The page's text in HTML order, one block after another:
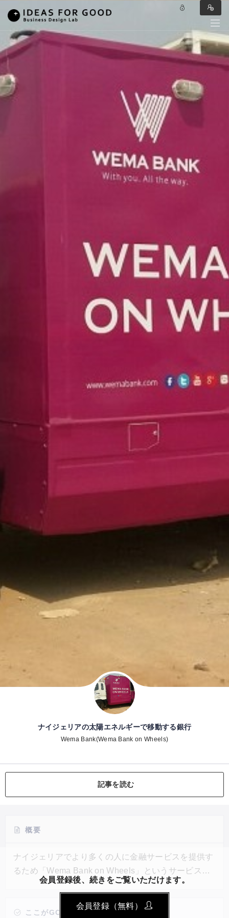
ナイジェリアの太陽エネルギーで移動する銀行
Wema Bank(Wema Bank on Wheels)
記事を読む
概要
ナイジェリアでより多くの人に金融サービスを提供す
るため「Wema Bank on Wheels」というサービスが
開始された。2つのATMが備わった車で移動し、遠隔
うものだ。従来の支店を設立するより設備投資が少な
ここがGOOD!
会員登録後、続きをご覧いただけます。
会員登録（無料）